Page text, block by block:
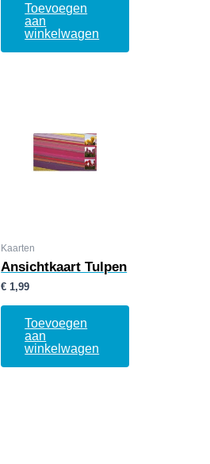
Toevoegen
aan
winkelwagen
Kaarten
Ansichtkaart Tulpen
€ 1,99
Toevoegen
aan
winkelwagen